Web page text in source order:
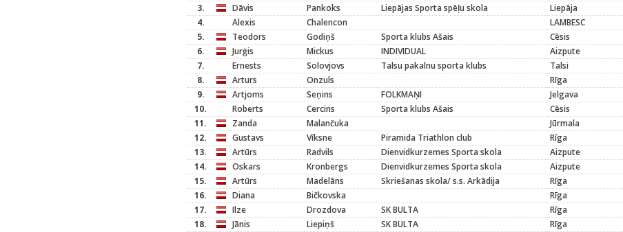
3.
Dāvis Pankoks Liepājas Sporta spēļu skola Liepāja
4.
Alexis Chalencon LAMBESC
5.
Teodors Godiņš Sporta klubs Ašais Cēsis
6.
Jurģis Mickus INDIVIDUAL Aizpute
7.
Ernests Solovjovs Talsu pakalnu sporta klubs Talsi
8.
Arturs Onzuls Rīga
9.
Artjoms Seņins FOLKMAŅI Jelgava
10.
Roberts Cercins Sporta klubs Ašais Cēsis
11.
Zanda Malančuka Jūrmala
12.
Gustavs Vīksne Piramida Triathlon club Rīga
13.
Artūrs Radvils Dienvidkurzemes Sporta skola Aizpute
14.
Oskars Kronbergs Dienvidkurzemes Sporta skola Aizpute
15.
Artūrs Madelāns Skriešanas skola/ s.s. Arkādija Rīga
16.
Diana Bičkovska Rīga
17.
Ilze Drozdova SK BULTA Rīga
18.
Jānis Liepiņš SK BULTA Rīga